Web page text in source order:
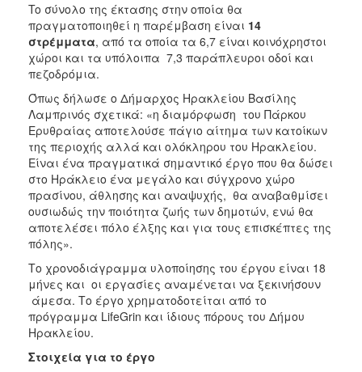
To σύνολο της έκτασης στην οποία θα
πραγματοποιηθεί η παρέμβαση είναι 14
στρέμματα, από τα οποία τα 6,7 είναι κοινόχρηστοι
χώροι και τα υπόλοιπα 7,3 παράπλευροι οδοί και
πεζοδρόμια.
Όπως δήλωσε ο Δήμαρχος Ηρακλείου Βασίλης
Λαμπρινός σχετικά: «η διαμόρφωση του Πάρκου
Ερυθραίας αποτελούσε πάγιο αίτημα των κατοίκων
της περιοχής αλλά και ολόκληρου του Ηρακλείου.
Είναι ένα πραγματικά σημαντικό έργο που θα δώσει
στο Ηράκλειο ένα μεγάλο και σύγχρονο χώρο
πρασίνου, άθλησης και αναψυχής, θα αναβαθμίσει
ουσιωδώς την ποιότητα ζωής των δημοτών, ενώ θα
αποτελέσει πόλο έλξης και για τους επισκέπτες της
πόλης».
Το χρονοδιάγραμμα υλοποίησης του έργου είναι 18
μήνες και οι εργασίες αναμένεται να ξεκινήσουν
άμεσα. Το έργο χρηματοδοτείται από το
πρόγραμμα LifeGrin και ίδιους πόρους του Δήμου
Ηρακλείου.
Στοιχεία για το έργο